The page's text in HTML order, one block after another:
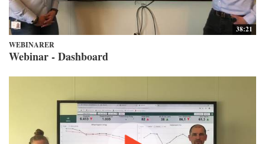
38:21
WEBINARER
Webinar - Dashboard